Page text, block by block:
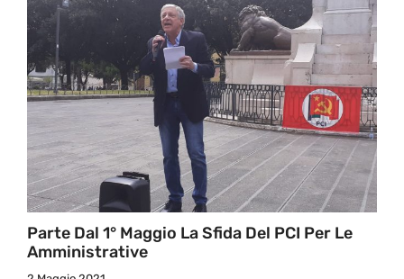
Parte Dal 1° Maggio La Sfida Del PCI Per Le
Amministrative